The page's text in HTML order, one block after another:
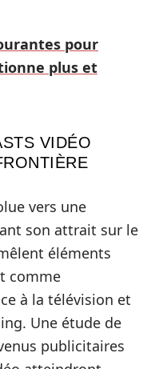
pour
plus et
VIDÉO
vers une
son attrait sur le
éléments
comme
à la télévision et
Une étude de
publicitaires